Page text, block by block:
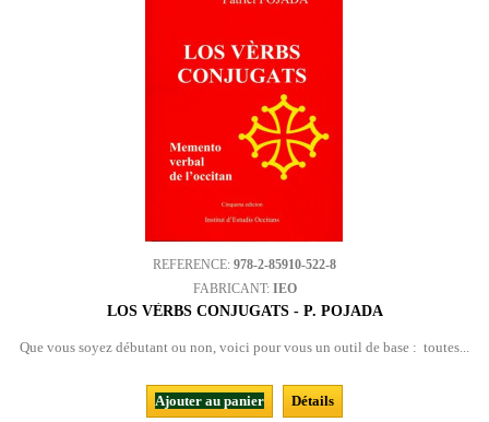
REFERENCE: 978-2-85910-522-8
FABRICANT: IEO
LOS VÈRBS CONJUGATS - P. POJADA
Que vous soyez débutant ou non, voici pour vous un outil de base : toutes...
Ajouter au panier
Détails